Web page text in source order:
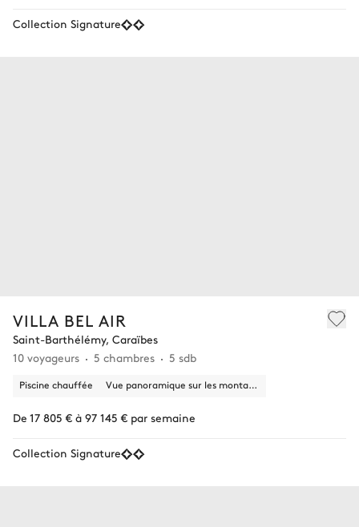
Collection Signature
VILLA BEL AIR
Saint-Barthélémy, Caraïbes
10 voyageurs
5 chambres 5 sdb
Piscine chauffée Vue panoramique sur les montagnes
De 17 805 € à 97 145 € par semaine
Collection Signature